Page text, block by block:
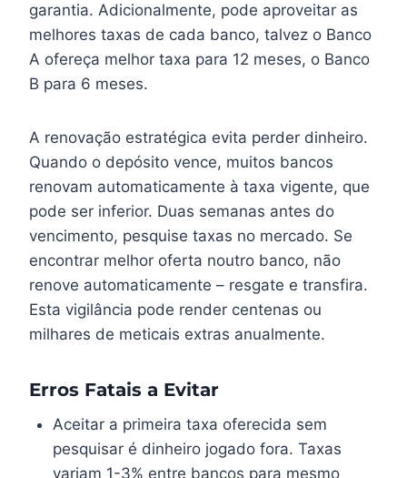
garantia. Adicionalmente, pode aproveitar as
melhores taxas de cada banco, talvez o Banco
A ofereça melhor taxa para 12 meses, o Banco
B para 6 meses.
A renovação estratégica evita perder dinheiro.
Quando o depósito vence, muitos bancos
renovam automaticamente à taxa vigente, que
pode ser inferior. Duas semanas antes do
vencimento, pesquise taxas no mercado. Se
encontrar melhor oferta noutro banco, não
renove automaticamente – resgate e transfira.
Esta vigilância pode render centenas ou
milhares de meticais extras anualmente.
Erros Fatais a Evitar
Aceitar a primeira taxa oferecida sem
pesquisar é dinheiro jogado fora. Taxas
variam 1-3% entre bancos para mesmo